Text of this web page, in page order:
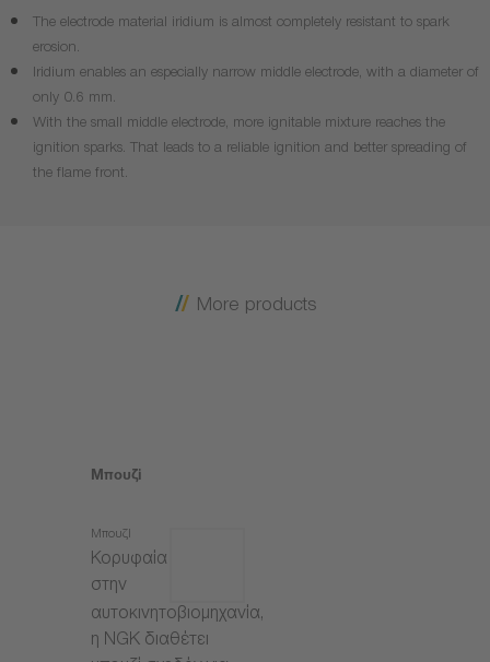
The electrode material iridium is almost completely resistant to spark
erosion.
Iridium enables an especially narrow middle electrode, with a diameter of
only 0.6 mm.
With the small middle electrode, more ignitable mixture reaches the
ignition sparks. That leads to a reliable ignition and better spreading of
the flame front.
More products
Μπουζί
Μπουζί
Κορυφαία
στην
αυτοκινητοβιομηχανία,
η NGK διαθέτει